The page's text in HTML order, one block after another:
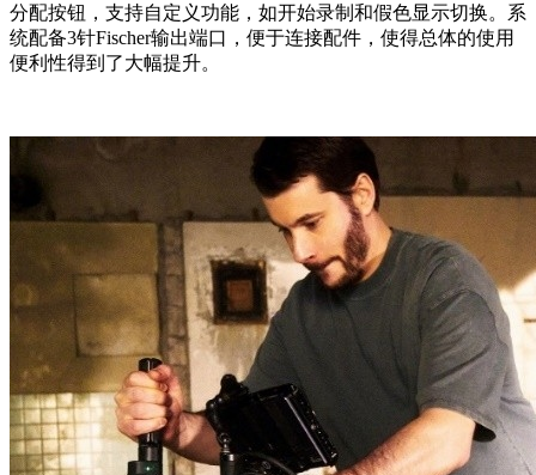
分配按钮，支持自定义功能，如开始录制和假色显示切换。系
统配备3针Fischer输出端口，便于连接配件，使得总体的使用
便利性得到了大幅提升。